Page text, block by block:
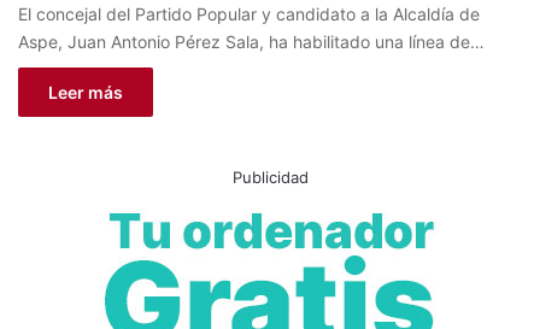
El concejal del Partido Popular y candidato a la Alcaldía de
Aspe, Juan Antonio Pérez Sala, ha habilitado una línea de…
Leer más
Publicidad